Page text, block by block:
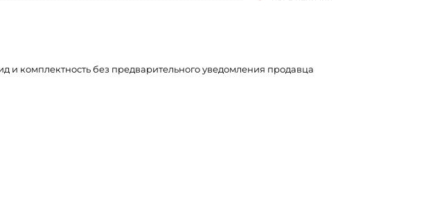
и комплектность без предварительного уведомления продавца